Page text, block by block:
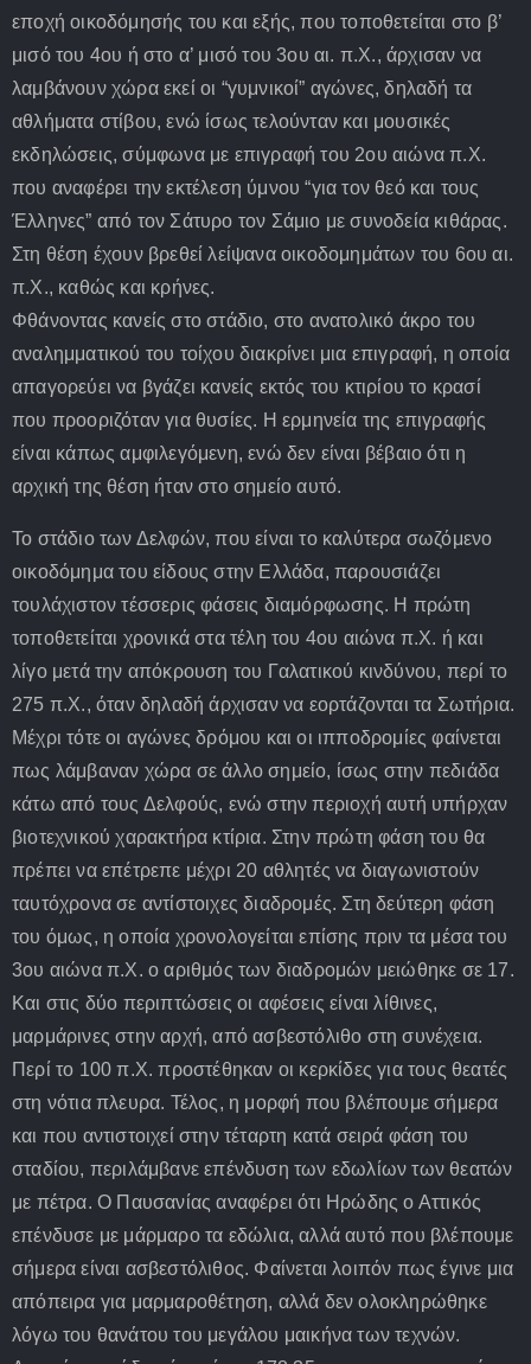
εποχή οικοδόμησής του και εξής, που τοποθετείται στο β’
μισό του 4ου ή στο α’ μισό του 3ου αι. π.Χ., άρχισαν να
λαμβάνουν χώρα εκεί οι “γυμνικοί” αγώνες, δηλαδή τα
αθλήματα στίβου, ενώ ίσως τελούνταν και μουσικές
εκδηλώσεις, σύμφωνα με επιγραφή του 2ου αιώνα π.Χ.
που αναφέρει την εκτέλεση ύμνου “για τον θεό και τους
Έλληνες” από τον Σάτυρο τον Σάμιο με συνοδεία κιθάρας.
Στη θέση έχουν βρεθεί λείψανα οικοδομημάτων του 6ου αι.
π.Χ., καθώς και κρήνες.
Φθάνοντας κανείς στο στάδιο, στο ανατολικό άκρο του
αναλημματικού του τοίχου διακρίνει μια επιγραφή, η οποία
απαγορεύει να βγάζει κανείς εκτός του κτιρίου το κρασί
που προοριζόταν για θυσίες. Η ερμηνεία της επιγραφής
είναι κάπως αμφιλεγόμενη, ενώ δεν είναι βέβαιο ότι η
αρχική της θέση ήταν στο σημείο αυτό.
Το στάδιο των Δελφών, που είναι το καλύτερα σωζόμενο
οικοδόμημα του είδους στην Ελλάδα, παρουσιάζει
τουλάχιστον τέσσερις φάσεις διαμόρφωσης. Η πρώτη
τοποθετείται χρονικά στα τέλη του 4ου αιώνα π.Χ. ή και
λίγο μετά την απόκρουση του Γαλατικού κινδύνου, περί το
275 π.Χ., όταν δηλαδή άρχισαν να εορτάζονται τα Σωτήρια.
Μέχρι τότε οι αγώνες δρόμου και οι ιπποδρομίες φαίνεται
πως λάμβαναν χώρα σε άλλο σημείο, ίσως στην πεδιάδα
κάτω από τους Δελφούς, ενώ στην περιοχή αυτή υπήρχαν
βιοτεχνικού χαρακτήρα κτίρια. Στην πρώτη φάση του θα
πρέπει να επέτρεπε μέχρι 20 αθλητές να διαγωνιστούν
ταυτόχρονα σε αντίστοιχες διαδρομές. Στη δεύτερη φάση
του όμως, η οποία χρονολογείται επίσης πριν τα μέσα του
3ου αιώνα π.Χ. ο αριθμός των διαδρομών μειώθηκε σε 17.
Και στις δύο περιπτώσεις οι αφέσεις είναι λίθινες,
μαρμάρινες στην αρχή, από ασβεστόλιθο στη συνέχεια.
Περί το 100 π.Χ. προστέθηκαν οι κερκίδες για τους θεατές
στη νότια πλευρα. Τέλος, η μορφή που βλέπουμε σήμερα
και που αντιστοιχεί στην τέταρτη κατά σειρά φάση του
σταδίου, περιλάμβανε επένδυση των εδωλίων των θεατών
με πέτρα. Ο Παυσανίας αναφέρει ότι Ηρώδης ο Αττικός
επένδυσε με μάρμαρο τα εδώλια, αλλά αυτό που βλέπουμε
σήμερα είναι ασβεστόλιθος. Φαίνεται λοιπόν πως έγινε μια
απόπειρα για μαρμαροθέτηση, αλλά δεν ολοκληρώθηκε
λόγω του θανάτου του μεγάλου μαικήνα των τεχνών.